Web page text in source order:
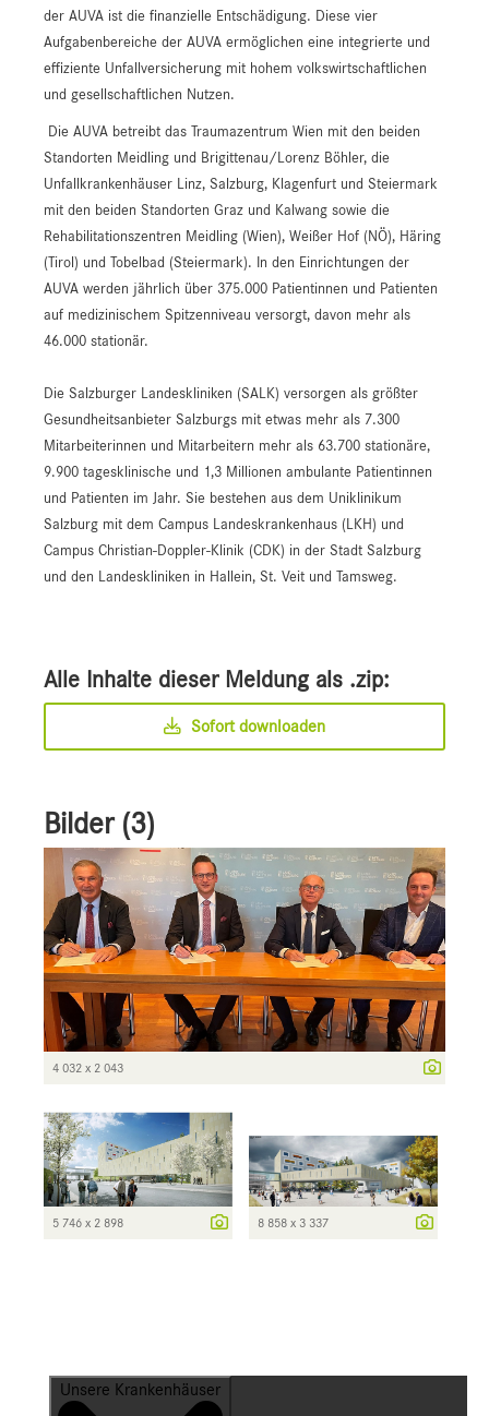
der AUVA ist die finanzielle Entschädigung. Diese vier
Aufgabenbereiche der AUVA ermöglichen eine integrierte und
effiziente Unfallversicherung mit hohem volkswirtschaftlichen
und gesellschaftlichen Nutzen.
Die AUVA betreibt das Traumazentrum Wien mit den beiden
Standorten Meidling und Brigittenau/Lorenz Böhler, die
Unfallkrankenhäuser Linz, Salzburg, Klagenfurt und Steiermark
mit den beiden Standorten Graz und Kalwang sowie die
Rehabilitationszentren Meidling (Wien), Weißer Hof (NÖ), Häring
(Tirol) und Tobelbad (Steiermark). In den Einrichtungen der
AUVA werden jährlich über 375.000 Patientinnen und Patienten
auf medizinischem Spitzenniveau versorgt, davon mehr als
46.000 stationär.
Die Salzburger Landeskliniken (SALK) versorgen als größter
Gesundheitsanbieter Salzburgs mit etwas mehr als 7.300
Mitarbeiterinnen und Mitarbeitern mehr als 63.700 stationäre,
9.900 tagesklinische und 1,3 Millionen ambulante Patientinnen
und Patienten im Jahr. Sie bestehen aus dem Uniklinikum
Salzburg mit dem Campus Landeskrankenhaus (LKH) und
Campus Christian-Doppler-Klinik (CDK) in der Stadt Salzburg
und den Landeskliniken in Hallein, St. Veit und Tamsweg.
Alle Inhalte dieser Meldung als .zip:
Sofort downloaden
Bilder (3)
4 032 x 2 043
5 746 x 2 898 8 858 x 3 337
Unsere Krankenhäuser